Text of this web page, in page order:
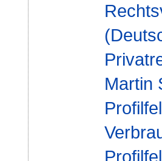
Martin